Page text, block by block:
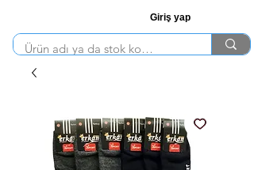
Giriş yap